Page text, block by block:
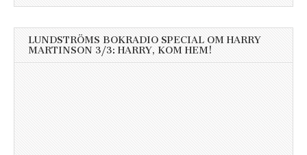
LUNDSTRÖMS BOKRADIO SPECIAL OM HARRY
MARTINSON 3/3: HARRY, KOM HEM!